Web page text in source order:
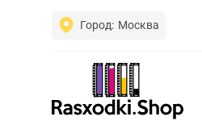
Город: Москва